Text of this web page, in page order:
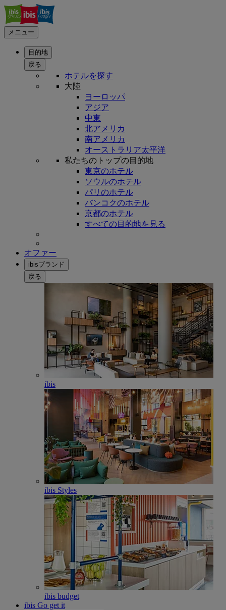
メニュー
目的地
戻る
ホテルを探す
大陸
ヨーロッパ
アジア
中東
北アメリカ
南アメリカ
オーストラリア太平洋
私たちのトップの目的地
東京のホテル
ソウルのホテル
パリのホテル
バンコクのホテル
京都のホテル
すべての目的地を見る
オファー
ibisブランド
戻る
ibis
ibis Styles
ibis budget
ibis Go get it